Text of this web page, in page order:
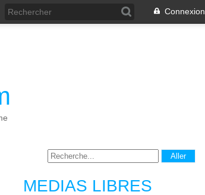
Connexion
MEDIAS LIBRES